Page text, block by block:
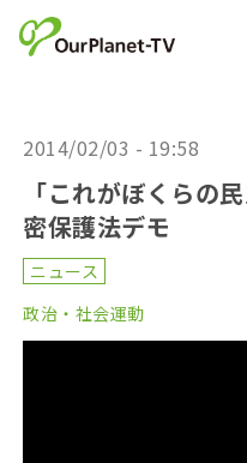
2014/02/03 - 19:58
「これがぼくらの
密保護法デモ
ニュース
政治・社会運動